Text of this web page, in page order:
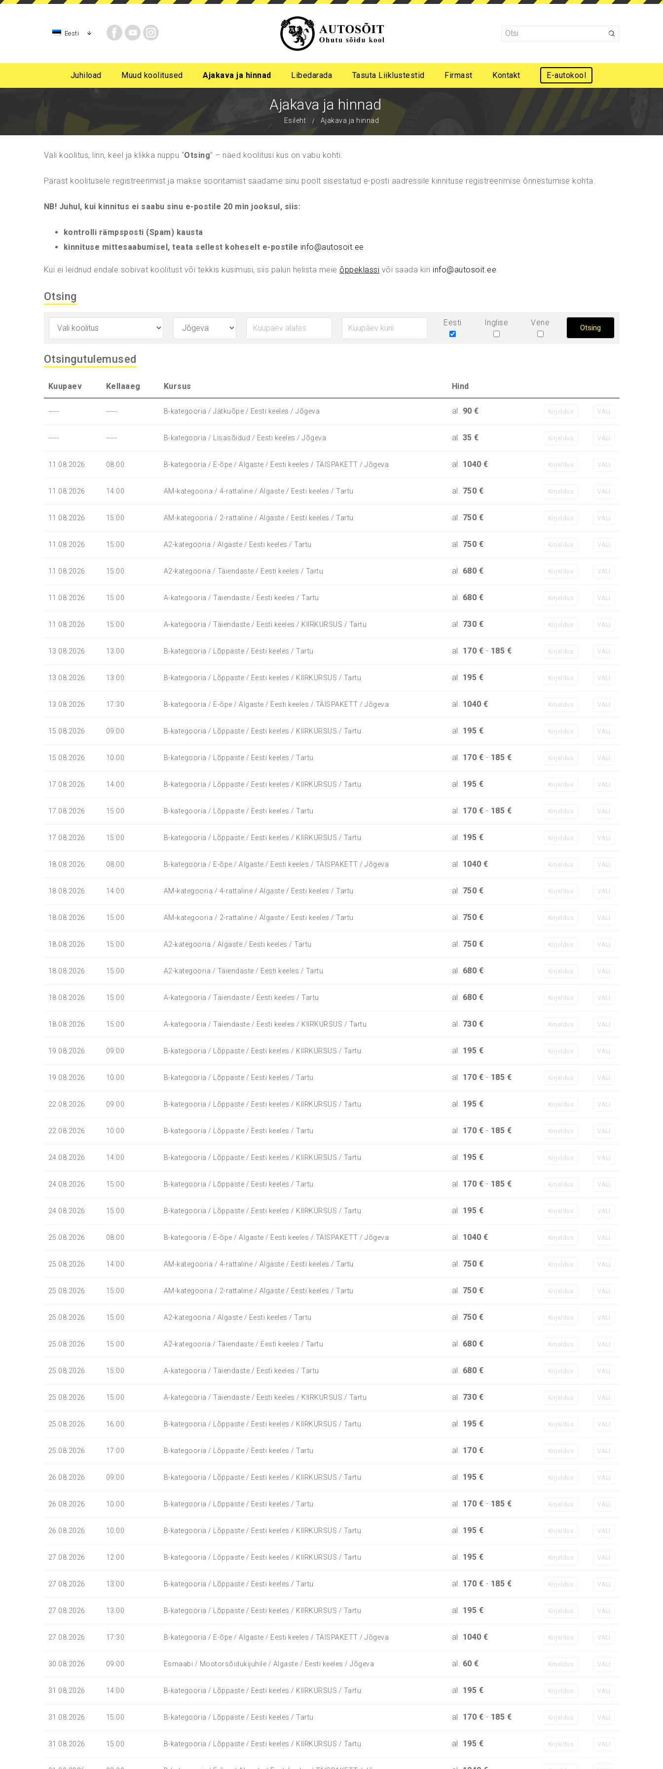
Eesti
Juhiload Muud koolitused Ajakava ja hinnad Libedarada Tasuta Liiklustestid Firmast Kontakt E-autokool
Ajakava ja hinnad
Esileht Ajakava ja hinnad
Vali koolitus, linn, keel ja klikka nuppu “Otsing” – näed koolitusi kus on vabu kohti.
Pärast koolitusele registreerimist ja makse sooritamist saadame sinu poolt sisestatud e-posti aadressile kinnituse registreerimise õnnestumise kohta.
NB! Juhul, kui kinnitus ei saabu sinu e-postile 20 min jooksul, siis:
kontrolli rämpsposti (Spam) kausta
kinnituse mittesaabumisel, teata sellest koheselt e-postile info@autosoit.ee.
Kui ei leidnud endale sobivat koolitust või tekkis küsimusi, siis palun helista meie õppeklassi või saada kiri info@autosoit.ee.
Otsing
Eesti Inglise Vene
Otsingutulemused
Kuupaev Kellaaeg Kursus Hind
----- ----- B-kategooria / Jätkuõpe / Eesti keeles / Jõgeva al. 90 € Kirjeldus VALI
----- ----- B-kategooria / Lisasõidud / Eesti keeles / Jõgeva al. 35 € Kirjeldus VALI
11.08.2026 08:00 B-kategooria / E-õpe / Algaste / Eesti keeles / TÄISPAKETT / Jõgeva al. 1040 € Kirjeldus VALI
11.08.2026 14:00 AM-kategooria / 4-rattaline / Algaste / Eesti keeles / Tartu al. 750 € Kirjeldus VALI
11.08.2026 15:00 AM-kategooria / 2-rattaline / Algaste / Eesti keeles / Tartu al. 750 € Kirjeldus VALI
11.08.2026 15:00 A2-kategooria / Algaste / Eesti keeles / Tartu al. 750 € Kirjeldus VALI
11.08.2026 15:00 A2-kategooria / Täiendaste / Eesti keeles / Tartu al. 680 € Kirjeldus VALI
11.08.2026 15:00 A-kategooria / Täiendaste / Eesti keeles / Tartu al. 680 € Kirjeldus VALI
11.08.2026 15:00 A-kategooria / Täiendaste / Eesti keeles / KIIRKURSUS / Tartu al. 730 € Kirjeldus VALI
13.08.2026 13:00 B-kategooria / Lõppaste / Eesti keeles / Tartu al. 170 € - 185 € Kirjeldus VALI
13.08.2026 13:00 B-kategooria / Lõppaste / Eesti keeles / KIIRKURSUS / Tartu al. 195 € Kirjeldus VALI
13.08.2026 17:30 B-kategooria / E-õpe / Algaste / Eesti keeles / TÄISPAKETT / Jõgeva al. 1040 € Kirjeldus VALI
15.08.2026 09:00 B-kategooria / Lõppaste / Eesti keeles / KIIRKURSUS / Tartu al. 195 € Kirjeldus VALI
15.08.2026 10:00 B-kategooria / Lõppaste / Eesti keeles / Tartu al. 170 € - 185 € Kirjeldus VALI
17.08.2026 14:00 B-kategooria / Lõppaste / Eesti keeles / KIIRKURSUS / Tartu al. 195 € Kirjeldus VALI
17.08.2026 15:00 B-kategooria / Lõppaste / Eesti keeles / Tartu al. 170 € - 185 € Kirjeldus VALI
17.08.2026 15:00 B-kategooria / Lõppaste / Eesti keeles / KIIRKURSUS / Tartu al. 195 € Kirjeldus VALI
18.08.2026 08:00 B-kategooria / E-õpe / Algaste / Eesti keeles / TÄISPAKETT / Jõgeva al. 1040 € Kirjeldus VALI
18.08.2026 14:00 AM-kategooria / 4-rattaline / Algaste / Eesti keeles / Tartu al. 750 € Kirjeldus VALI
18.08.2026 15:00 AM-kategooria / 2-rattaline / Algaste / Eesti keeles / Tartu al. 750 € Kirjeldus VALI
18.08.2026 15:00 A2-kategooria / Algaste / Eesti keeles / Tartu al. 750 € Kirjeldus VALI
18.08.2026 15:00 A2-kategooria / Täiendaste / Eesti keeles / Tartu al. 680 € Kirjeldus VALI
18.08.2026 15:00 A-kategooria / Täiendaste / Eesti keeles / Tartu al. 680 € Kirjeldus VALI
18.08.2026 15:00 A-kategooria / Täiendaste / Eesti keeles / KIIRKURSUS / Tartu al. 730 € Kirjeldus VALI
19.08.2026 09:00 B-kategooria / Lõppaste / Eesti keeles / KIIRKURSUS / Tartu al. 195 € Kirjeldus VALI
19.08.2026 10:00 B-kategooria / Lõppaste / Eesti keeles / Tartu al. 170 € - 185 € Kirjeldus VALI
22.08.2026 09:00 B-kategooria / Lõppaste / Eesti keeles / KIIRKURSUS / Tartu al. 195 € Kirjeldus VALI
22.08.2026 10:00 B-kategooria / Lõppaste / Eesti keeles / Tartu al. 170 € - 185 € Kirjeldus VALI
24.08.2026 14:00 B-kategooria / Lõppaste / Eesti keeles / KIIRKURSUS / Tartu al. 195 € Kirjeldus VALI
24.08.2026 15:00 B-kategooria / Lõppaste / Eesti keeles / Tartu al. 170 € - 185 € Kirjeldus VALI
24.08.2026 15:00 B-kategooria / Lõppaste / Eesti keeles / KIIRKURSUS / Tartu al. 195 € Kirjeldus VALI
25.08.2026 08:00 B-kategooria / E-õpe / Algaste / Eesti keeles / TÄISPAKETT / Jõgeva al. 1040 € Kirjeldus VALI
25.08.2026 14:00 AM-kategooria / 4-rattaline / Algaste / Eesti keeles / Tartu al. 750 € Kirjeldus VALI
25.08.2026 15:00 AM-kategooria / 2-rattaline / Algaste / Eesti keeles / Tartu al. 750 € Kirjeldus VALI
25.08.2026 15:00 A2-kategooria / Algaste / Eesti keeles / Tartu al. 750 € Kirjeldus VALI
25.08.2026 15:00 A2-kategooria / Täiendaste / Eesti keeles / Tartu al. 680 € Kirjeldus VALI
25.08.2026 15:00 A-kategooria / Täiendaste / Eesti keeles / Tartu al. 680 € Kirjeldus VALI
25.08.2026 15:00 A-kategooria / Täiendaste / Eesti keeles / KIIRKURSUS / Tartu al. 730 € Kirjeldus VALI
25.08.2026 16:00 B-kategooria / Lõppaste / Eesti keeles / KIIRKURSUS / Tartu al. 195 € Kirjeldus VALI
25.08.2026 17:00 B-kategooria / Lõppaste / Eesti keeles / Tartu al. 170 € Kirjeldus VALI
26.08.2026 09:00 B-kategooria / Lõppaste / Eesti keeles / KIIRKURSUS / Tartu al. 195 € Kirjeldus VALI
26.08.2026 10:00 B-kategooria / Lõppaste / Eesti keeles / Tartu al. 170 € - 185 € Kirjeldus VALI
26.08.2026 10:00 B-kategooria / Lõppaste / Eesti keeles / KIIRKURSUS / Tartu al. 195 € Kirjeldus VALI
27.08.2026 12:00 B-kategooria / Lõppaste / Eesti keeles / KIIRKURSUS / Tartu al. 195 € Kirjeldus VALI
27.08.2026 13:00 B-kategooria / Lõppaste / Eesti keeles / Tartu al. 170 € - 185 € Kirjeldus VALI
27.08.2026 13:00 B-kategooria / Lõppaste / Eesti keeles / KIIRKURSUS / Tartu al. 195 € Kirjeldus VALI
27.08.2026 17:30 B-kategooria / E-õpe / Algaste / Eesti keeles / TÄISPAKETT / Jõgeva al. 1040 € Kirjeldus VALI
30.08.2026 09:00 Esmaabi / Mootorsõidukijuhile / Algaste / Eesti keeles / Jõgeva al. 60 € Kirjeldus VALI
31.08.2026 14:00 B-kategooria / Lõppaste / Eesti keeles / KIIRKURSUS / Tartu al. 195 € Kirjeldus VALI
31.08.2026 15:00 B-kategooria / Lõppaste / Eesti keeles / Tartu al. 170 € - 185 € Kirjeldus VALI
31.08.2026 15:00 B-kategooria / Lõppaste / Eesti keeles / KIIRKURSUS / Tartu al. 195 € Kirjeldus VALI